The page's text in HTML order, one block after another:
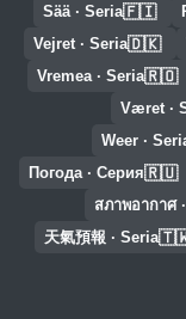
🇫🇮
Sää · Seria
🇩🇰
Vejret · Seria
🇷🇴
Vremea · Seria
Været ·
Weer ·
🇷🇺
Погода · Серия
สภาพอากาศ
天氣預報 · Seria